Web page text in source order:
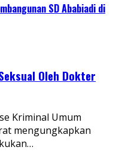
SD Ababiadi di
Oleh Dokter
Kriminal Umum
mengungkapkan